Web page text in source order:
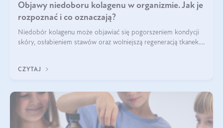
Objawy niedoboru kolagenu w organizmie. Jak je
rozpoznać i co oznaczają?
Niedobór kolagenu może objawiać się pogorszeniem kondycji
skóry, osłabieniem stawów oraz wolniejszą regeneracją tkanek.
osłabienie włosów.
CZYTAJ